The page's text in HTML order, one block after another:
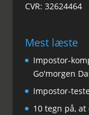
CVR: 32624464
Mest læste
Impostor-
Go'morgen
Impostor-
10 tegn på,